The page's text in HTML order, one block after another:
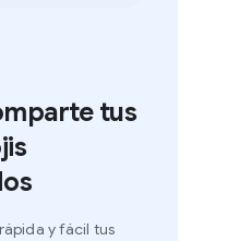
tus
y fácil tus